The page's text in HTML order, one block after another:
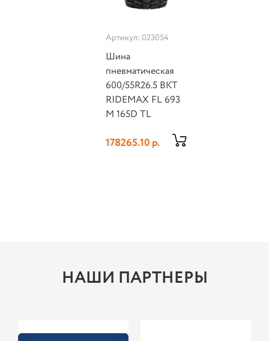
Артикул: 023054
Шина
пневматическая
600/55R26.5 BKT
RIDEMAX FL 693
M 165D TL
178265.10 р.
НАШИ ПАРТНЕРЫ